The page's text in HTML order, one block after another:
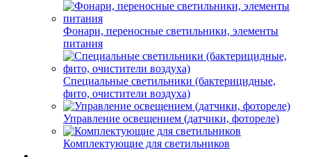
Фонари, переносные светильники, элементы
питания
Специальные светильники (бактерицидные,
фито, очистители воздуха)
Управление освещением (датчики, фотореле)
Комплектующие для светильников